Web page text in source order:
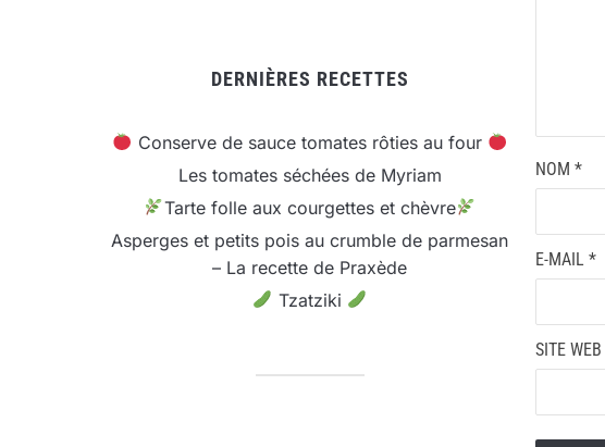
NOM *
E-MAIL *
SITE WEB
DERNIÈRES RECETTES
Conserve de sauce tomates rôties au four
Les tomates séchées de Myriam
Tarte folle aux courgettes et chèvre
Asperges et petits pois au crumble de parmesan
– La recette de Praxède
Tzatziki